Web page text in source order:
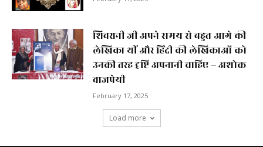
शिवरानी जी अपने समय से बहुत आगे की
लेखिका थीं और हिंदी की लेखिकाओं को
उनकी तरह दृष्टि अपनानी चाहिए – अशोक
वाजपेयी
February 17, 2025
Load more